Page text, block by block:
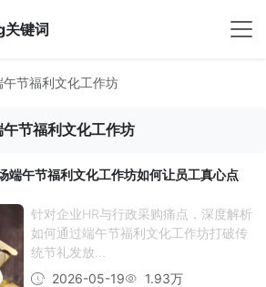
键词
午节福利文化工作坊
午节福利文化工作坊
端午节福利文化工作坊如何让员工真心点
针对企业HR与行政采购痛点，深度解析
如何通过端午节福利文化工作坊打破传
统节礼发放...
2026-05-19
1.93万